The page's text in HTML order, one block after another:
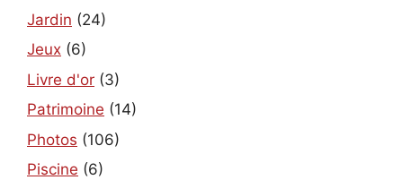
Jardin (24)
Jeux (6)
Livre d'or (3)
Patrimoine (14)
Photos (106)
Piscine (6)